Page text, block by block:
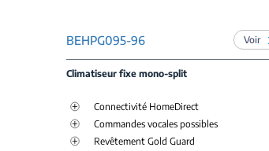
BEHPG095-96 Voir
Climatiseur fixe mono-split
Connectivité HomeDirect
Commandes vocales possibles
Revêtement Gold Guard